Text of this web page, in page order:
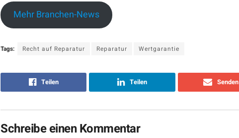
Mehr Branchen-News
Tags: Recht auf Reparatur Reparatur Wertgarantie
Teilen Teilen Senden
Schreibe einen Kommentar